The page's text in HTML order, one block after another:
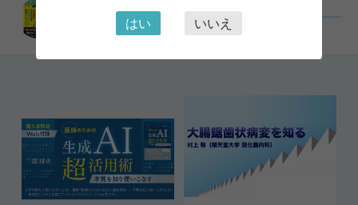
【無料でお試し】未掲載症例
はい いいえ